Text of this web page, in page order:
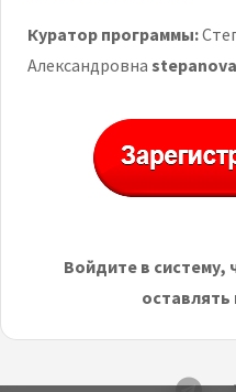
Куратор программы:
Александровна stepanova
Войдите в систему,